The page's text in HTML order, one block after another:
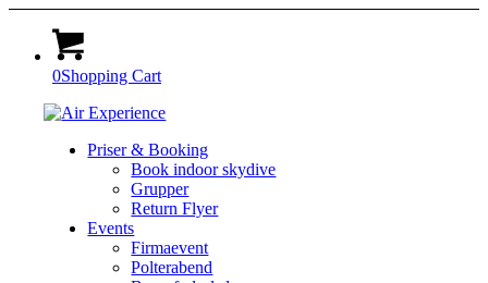
0Shopping Cart
Priser & Booking
Book indoor skydive
Grupper
Return Flyer
Events
Firmaevent
Polterabend